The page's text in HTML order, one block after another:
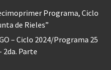
Programa, Ciclo
de Rieles”
– Ciclo 2024/Programa 25
2da. Parte